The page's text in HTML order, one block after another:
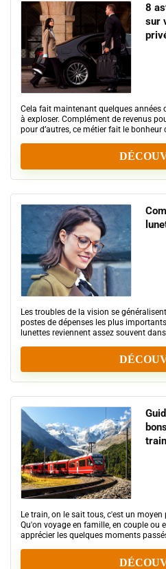
8
sur
Cela fait maintenant quelques années
à exploser. Complément de revenus
pour d’autres, ce métier fait le bonheur
Les troubles de la vision se
postes de dépenses les plus
lunettes reviennent assez souvent
train
Le train, on le sait tous, c'est un moyen
Qu'on voyage en famille, en couple ou
apprécier les quelques moments